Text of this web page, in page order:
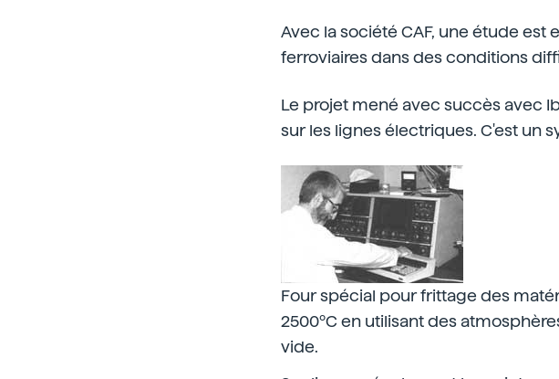
Avec la société CAF, une étude
ferroviaires dans des conditions
Le projet mené avec succès avec
sur les lignes électriques. C'est un
Four spécial pour frittage des
2500ºC en utilisant des
vide.